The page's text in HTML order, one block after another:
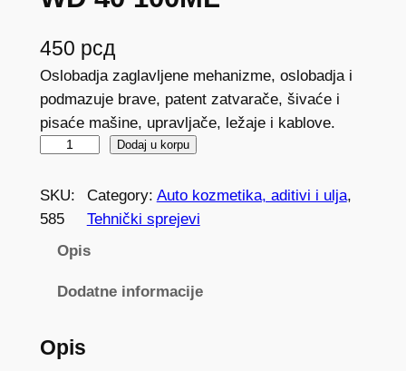
450 рсд
Oslobadja zaglavljene mehanizme, oslobadja i
podmazuje brave, patent zatvarače, šivaće i
pisaće mašine, upravljače, ležaje i kablove.
4
0
k
Dodaj u korpu
SKU:
585
Category: Auto kozmetika, aditivi i ulja
Tehnički sprejevi
Opis
Dodatne informacije
Opis